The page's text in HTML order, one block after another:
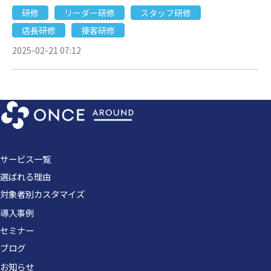
研修 リーダー研修
スタッフ研修
店長研修
接客研修
2025-02-21 07:12
サービス一覧
選ばれる理由
対象者別カスタマイズ
導入事例
セミナー
ブログ
お知らせ